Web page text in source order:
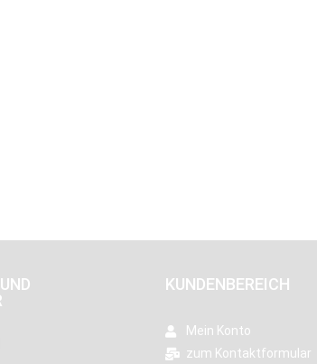
KUNDENBEREICH
Mein Konto
zum Kontaktformular